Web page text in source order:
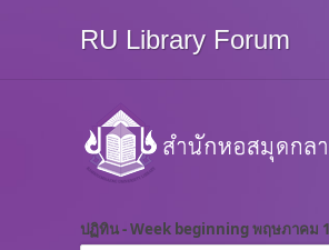
RU Library Forum
ปฏิทิน - Week beginning พฤษภาคม